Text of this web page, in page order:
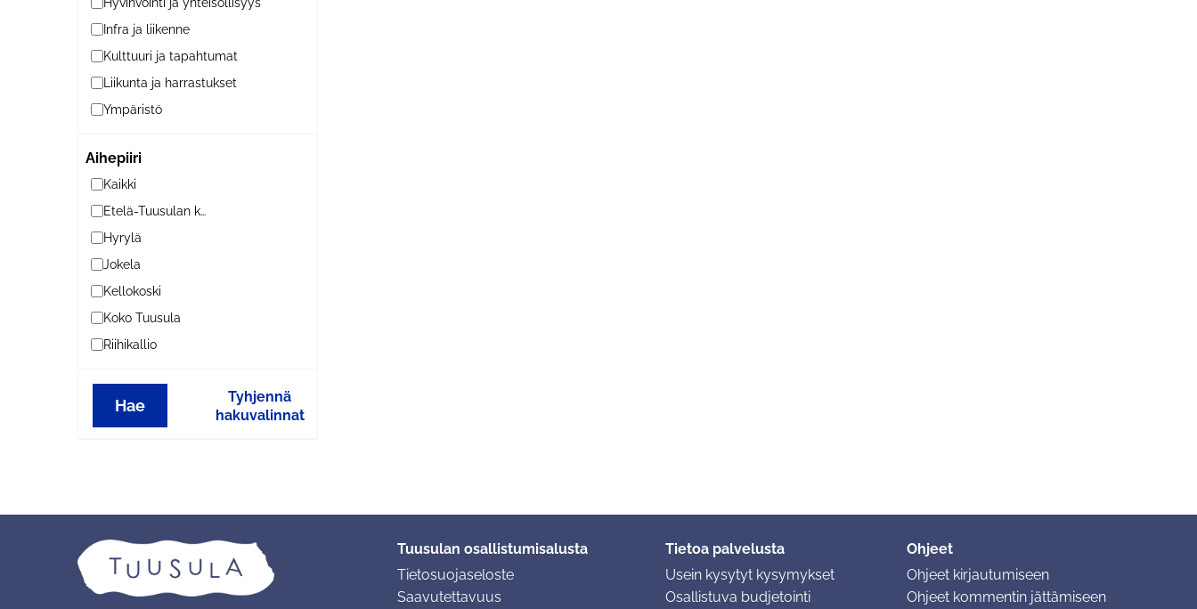
Hyvinvointi ja yhteisöllisyys
Infra ja liikenne
Kulttuuri ja tapahtumat
Liikunta ja harrastukset
Ympäristö
Aihepiiri
Kaikki
Etelä-Tuusulan kylät
Hyrylä
Jokela
Kellokoski
Koko Tuusula
Riihikallio
Hae
Tyhjennä
hakuvalinnat
Tuusulan osallistumisalusta
Tietosuojaseloste
Saavutettavuus
Tietoa palvelusta
Usein kysytyt kysymykset
Osallistuva budjetointi
Ohjeet
Ohjeet kirjautumiseen
Ohjeet kommentin jättämiseen